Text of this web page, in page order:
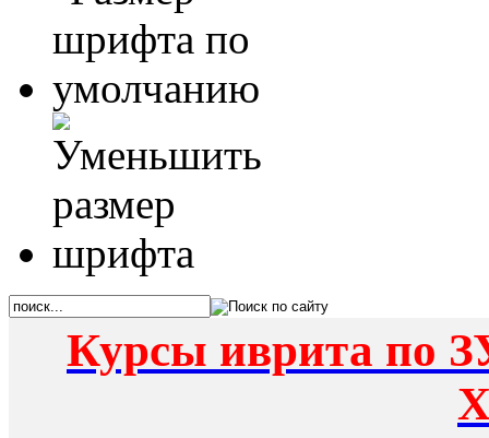
Курсы иврита по